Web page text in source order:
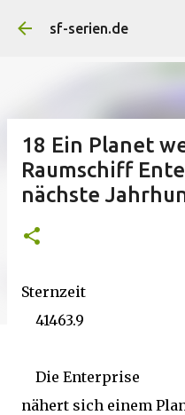
sf-serien.de
18 Ein Planet
Raumschiff
nächste
Sternzeit
41463.9
Die Enterprise
nähert sich einem